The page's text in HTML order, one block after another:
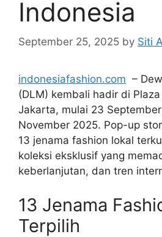
Indonesia
September 25, 2025 by Siti
indonesiafashion.com –
(DLM) kembali hadir di
Jakarta, mulai 23
November 2025. Pop-up
13 jenama fashion lokal
koleksi eksklusif yang
keberlanjutan, dan tren
13 Jenama
Terpilih